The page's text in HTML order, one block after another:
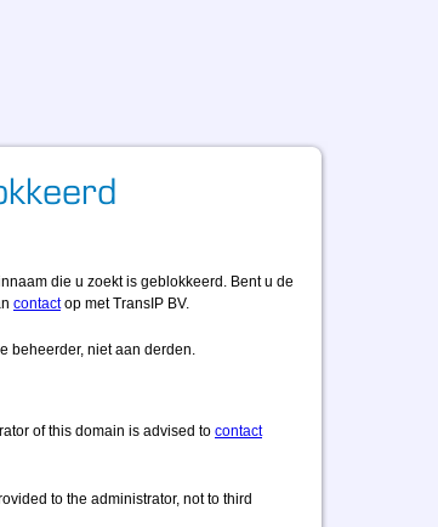
die u zoekt is geblokkeerd. Bent u de
contactop met TransIP BV.
beheerder, niet aan derden.
of this domain is advised to contact
to the administrator, not to third